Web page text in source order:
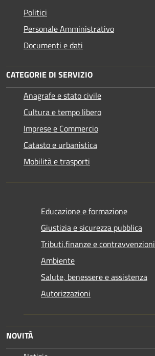
Politici
Personale Amministrativo
Documenti e dati
CATEGORIE DI SERVIZIO
Anagrafe e stato civile
Cultura e tempo libero
Imprese e Commercio
Catasto e urbanistica
Mobilità e trasporti
Educazione e formazione
Giustizia e sicurezza pubblica
Tributi,finanze e contravvenzioni
Ambiente
Salute, benessere e assistenza
Autorizzazioni
NOVITÀ